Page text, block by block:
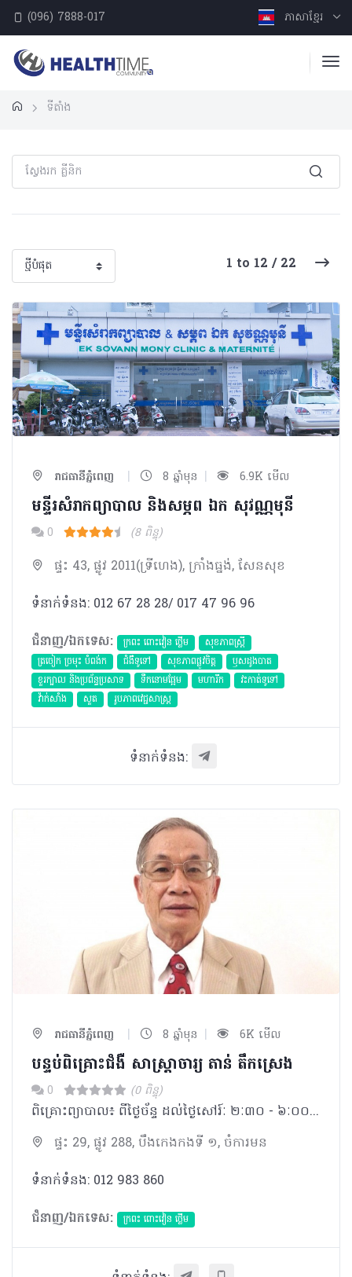
(096) 7888-017 ភាសាខ្មែរ
ទីតាំង
1 to 12 / 22
រាជធានីភ្នំពេញ | 8 ឆ្នាំមុន | 6.9K មើល
មន្ទីរសំរាកព្យាបាល និងសម្ភព ឯក សុវណ្ណមុនី
0 (8 ពិន្ទុ)
ផ្ទះ 43, ផ្លូវ 2011(ទ្រីហេង), ក្រាំងធ្នង់, សែនសុខ
ទំនាក់ទំនង: 012 67 28 28/ 017 47 96 96
ជំនាញ/ឯកទេស:
ក្រពះ ពោះវៀន ថ្លើម
សុខភាពស្រ្តី
ត្រចៀក ច្រមុះ បំពង់ក
ជំងឺទូទៅ សុខភាពផ្លូវចិត្ត
ឫសដូងបាត
ខួរក្បាល និងប្រព័ន្ធប្រសាទ
ទឹកនោមផ្អែម មហារីក​
វះកាត់ទូទៅ
វ៉ាក់សាំង
សួត ​រូបភាពវេជ្ជសាស្រ្ត
ទំនាក់ទំនង:
រាជធានីភ្នំពេញ | 8 ឆ្នាំមុន | 6K មើល
បន្ទប់ពិគ្រោះជំងឺ សាស្រ្តាចារ្យ តាន់ តឹកស្រេង
0 (0 ពិន្ទុ)
ពិគ្រោះព្យាបាល៖ ពីថ្ងៃច័ន្ទ​​ ដល់ថ្ងៃសៅរ៍ៈ ២ៈ៣០ - ៦ៈ០០ ផ្នែកឫសដូងបាត៖ ច័ន្ទ- អង្គារ-សុក្រៈ ៣ៈ០០​-៤ៈ០០
ផ្ទះ 29, ផ្លូវ 288, បឹងកេងកងទី ១, ចំការមន
ទំនាក់ទំនង: 012 983 860
ជំនាញ/ឯកទេស:
ក្រពះ ពោះវៀន ថ្លើម